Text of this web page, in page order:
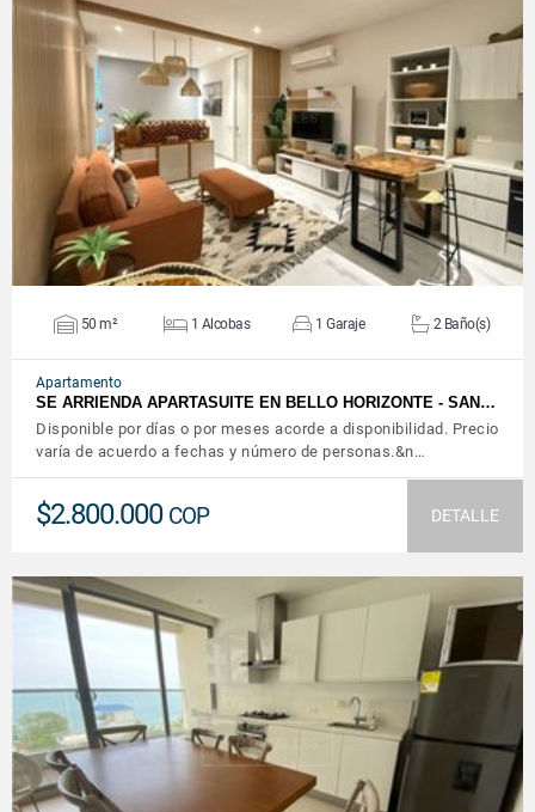
VER DETALLES
50 m² 1 Alcobas 1 Garaje 2 Baño(s)
Apartamento
SE ARRIENDA APARTASUITE EN BELLO HORIZONTE - SAN…
Disponible por días o por meses acorde a disponibilidad. Precio
varía de acuerdo a fechas y número de personas.&n…
$2.800.000 COP DETALLE
VER DETALLES